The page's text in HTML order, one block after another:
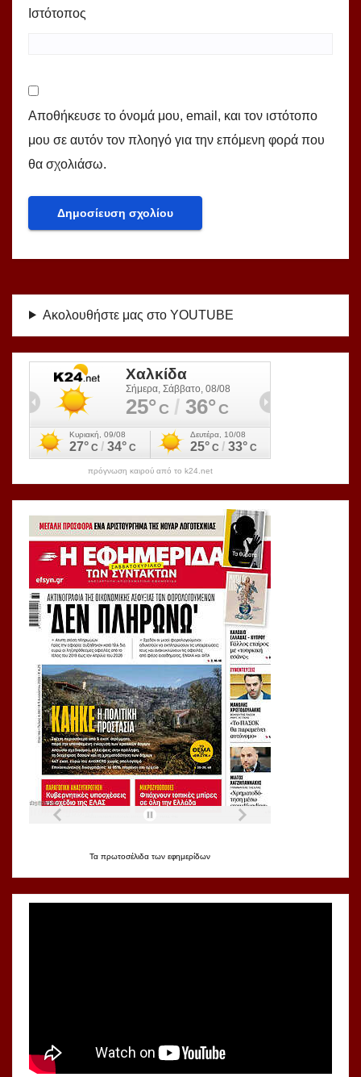
Ιστότοπος
Αποθήκευσε το όνομά μου, email, και τον ιστότοπο
μου σε αυτόν τον πλοηγό για την επόμενη φορά που
θα σχολιάσω.
Ακολουθήστε μας στο YOUTUBE
πρόγνωση καιρού από το k24.net
Τα πρωτοσέλιδα των εφημερίδων